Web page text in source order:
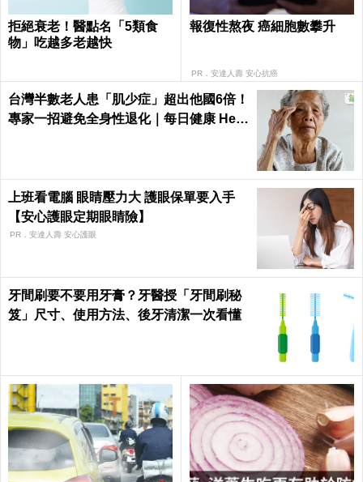
拒絕衰老！醫點名「5類食
物」吃越多老越快
報復性熬夜 癌細胞數攀升
PR．安達人壽 安心抗癌
台灣半數老人患「肌少症」超出他國6倍！
專家一招避免全身性退化｜每日健康 Heal
上班看電腦 眼睛壓力大 護眼保單要入手
【安心護眼定期眼睛險】
PR．安達人壽 安心護眼
牙間刷要不要用牙膏？牙醫授「牙間刷秘
笈」尺寸、使用方法、後牙清潔一次看懂